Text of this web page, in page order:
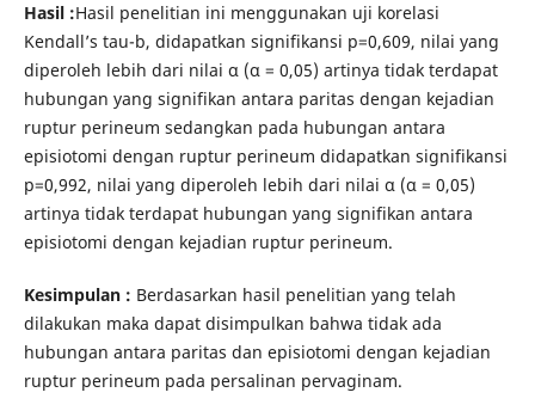
Hasil :Hasil penelitian ini menggunakan uji korelasi
Kendall’s tau-b, didapatkan signifikansi p=0,609, nilai yang
diperoleh lebih dari nilai α (α = 0,05) artinya tidak terdapat
hubungan yang signifikan antara paritas dengan kejadian
ruptur perineum sedangkan pada hubungan antara
episiotomi dengan ruptur perineum didapatkan signifikansi
p=0,992, nilai yang diperoleh lebih dari nilai α (α = 0,05)
artinya tidak terdapat hubungan yang signifikan antara
episiotomi dengan kejadian ruptur perineum.
Kesimpulan : Berdasarkan hasil penelitian yang telah
dilakukan maka dapat disimpulkan bahwa tidak ada
hubungan antara paritas dan episiotomi dengan kejadian
ruptur perineum pada persalinan pervaginam.